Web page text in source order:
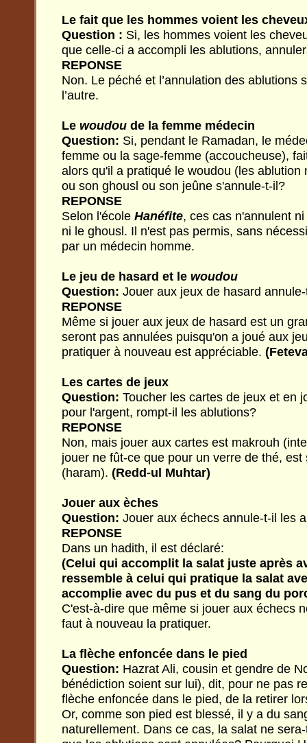
Le fait que les hommes voient les
Question : Si, les hommes voient les
que celle-ci a accompli les ablutions,
REPONSE
Non. Le péché et l’annulation des ablutions
l’autre.
Le woudou de la femme médecin
Question: Si, pendant le Ramadan, le
femme ou la sage-femme (accoucheuse),
alors qu'il a pratiqué le woudou (les ablution
ou son ghousl ou son jeûne s'annule-t-il?
REPONSE
Selon l'école Hanéfite, ces cas n'annulent
ni le ghousl. Il n'est pas permis, sans
par un médecin homme.
Le jeu de hasard et le woudou
Question: Jouer aux jeux de hasard
REPONSE
Même si jouer aux jeux de hasard est un
seront pas annulées puisqu'on a joué aux
pratiquer à nouveau est appréciable.
Les cartes de jeux
Question: Toucher les cartes de jeux et en
pour l'argent, rompt-il les ablutions?
REPONSE
Non, mais jouer aux cartes est makrouh
jouer ne fût-ce que pour un verre de thé,
(haram). (Redd-ul Muhtar)
Jouer aux èches
Question: Jouer aux échecs annule-t-il les
REPONSE
Dans un hadith, il est déclaré:
(Celui qui accomplit la salat juste après
ressemble à celui qui pratique la salat
accomplie avec du pus et du sang du
C'est-à-dire que même si jouer aux échecs
faut à nouveau la pratiquer.
La flèche enfoncée dans le pied
Question: Hazrat Ali, cousin et gendre de
bénédiction soient sur lui), dit, pour ne pas
flèche enfoncée dans le pied, de la retirer
Or, comme son pied est blessé, il y a du
naturellement. Dans ce cas, la salat ne